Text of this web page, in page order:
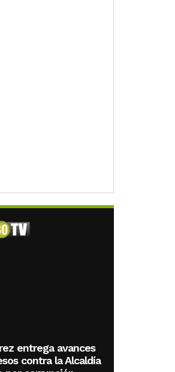
entrega avances
contra la Alcaldía